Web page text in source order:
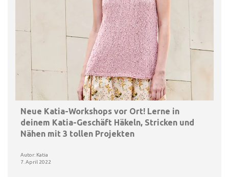
Neue Katia-Workshops vor Ort! Lerne in
deinem Katia-Geschäft Häkeln, Stricken und
Nähen mit 3 tollen Projekten
Autor: Katia
7. April 2022